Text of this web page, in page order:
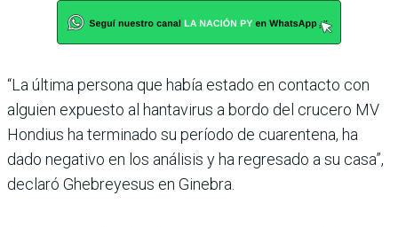
“La última persona que había estado en contacto con
alguien expuesto al hantavirus a bordo del crucero MV
Hondius ha terminado su período de cuarentena, ha
dado negativo en los análisis y ha regresado a su casa”,
declaró Ghebreyesus en Ginebra.